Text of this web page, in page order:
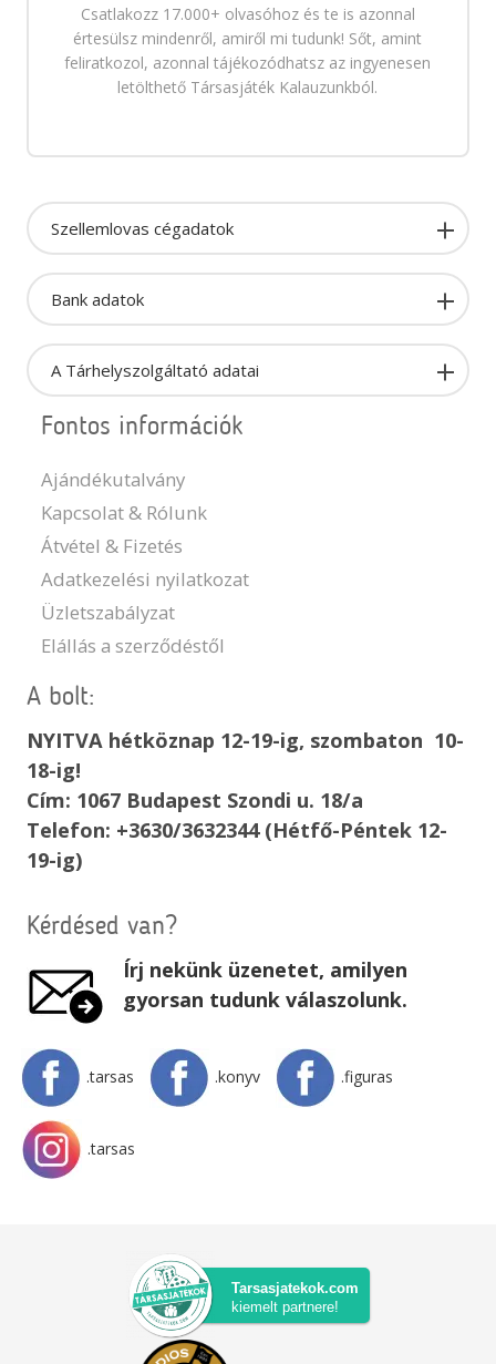
Csatlakozz 17.000+ olvasóhoz és te is azonnal
értesülsz mindenről, amiről mi tudunk! Sőt, amint
feliratkozol, azonnal tájékozódhatsz az ingyenesen
letölthető Társasjáték Kalauzunkból.
Szellemlovas cégadatok
Bank adatok
A Tárhelyszolgáltató adatai
Fontos információk
Ajándékutalvány
Kapcsolat & Rólunk
Átvétel & Fizetés
Adatkezelési nyilatkozat
Üzletszabályzat
Elállás a szerződéstől
A bolt:
NYITVA hétköznap 12-19-ig, szombaton 10-
18-ig!
Cím: 1067 Budapest Szondi u. 18/a
Telefon: +3630/3632344 (Hétfő-Péntek 12-
19-ig)
Kérdésed van?
Írj nekünk üzenetet, amilyen
gyorsan tudunk válaszolunk.
.tarsas .konyv .figuras
.tarsas
Tarsasjatekok.com
kiemelt partnere!